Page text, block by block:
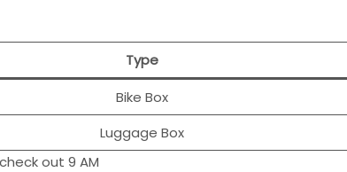
Type
Bike Box
Luggage Box
out 9 AM